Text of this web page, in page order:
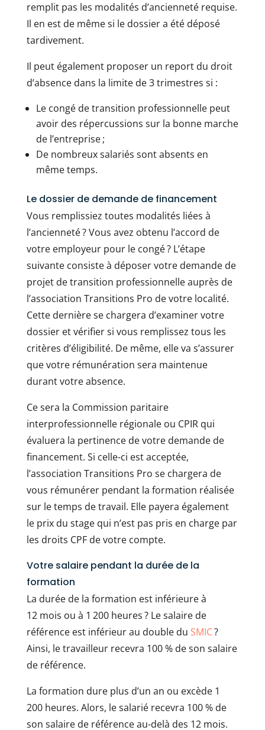
remplit pas les modalités d’ancienneté requise.
Il en est de même si le dossier a été déposé
tardivement.
Il peut également proposer un report du droit
d’absence dans la limite de 3 trimestres si :
Le congé de transition professionnelle peut
avoir des répercussions sur la bonne marche
de l’entreprise ;
De nombreux salariés sont absents en
même temps.
Le dossier de demande de financement
Vous remplissiez toutes modalités liées à
l’ancienneté ? Vous avez obtenu l’accord de
votre employeur pour le congé ? L’étape
suivante consiste à déposer votre demande de
projet de transition professionnelle auprès de
l’association Transitions Pro de votre localité.
Cette dernière se chargera d’examiner votre
dossier et vérifier si vous remplissez tous les
critères d’éligibilité. De même, elle va s’assurer
que votre rémunération sera maintenue
durant votre absence.
Ce sera la Commission paritaire
interprofessionnelle régionale ou CPIR qui
évaluera la pertinence de votre demande de
financement. Si celle-ci est acceptée,
l’association Transitions Pro se chargera de
vous rémunérer pendant la formation réalisée
sur le temps de travail. Elle payera également
le prix du stage qui n’est pas pris en charge par
les droits CPF de votre compte.
Votre salaire pendant la durée de la
formation
La durée de la formation est inférieure à
12 mois ou à 1 200 heures ? Le salaire de
référence est inférieur au double du SMIC?
Ainsi, le travailleur recevra 100 % de son salaire
de référence.
La formation dure plus d’un an ou excède 1
200 heures. Alors, le salarié recevra 100 % de
son salaire de référence au-delà des 12 mois.